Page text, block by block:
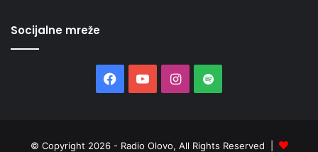
Socijalne mreže
Facebook
YouTubeInstagram
Spotify
© Copyright 2026 - Radio Olovo, All Rights Reserved |